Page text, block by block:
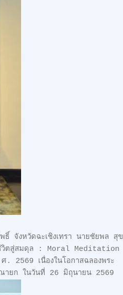
จังหวัดฉะเชิงเทรา นายชัยพล สุข
ำชีวิตสู่สมดุล : Moral Meditation
2569 เนื่องในโอกาสฉลองพระ
ายก ในวันที่ 26 มิถุนายน 2569